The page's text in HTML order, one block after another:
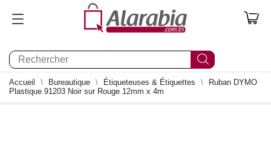
0
Accueil Bureautique Étiqueteuses & Étiquettes
Ruban DYMO
Plastique 91203 Noir sur Rouge 12mm x 4m